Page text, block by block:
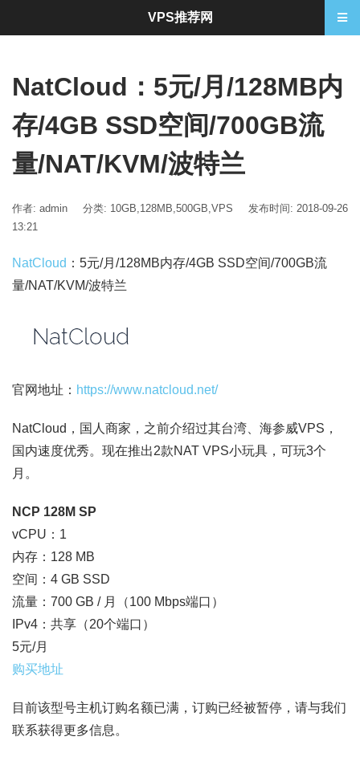
NatCloud：5元/月/128MB内
存/4GB SSD空间/700GB流
量/NAT/KVM/波特兰
作者: admin 分类: 10GB,128MB,500GB,VPS
发布时间: 2018-09-26
13:21
NatCloud ：5元/月/128MB内存/4GB SSD空间/700GB流
量/NAT/KVM/波特兰
官网地址： https://www.natcloud.net/
NatCloud，国人商家，之前介绍过其台湾、海参威VPS，
国内速度优秀。现在推出2款NAT VPS小玩具，可玩3个
月。
NCP 128M SP
vCPU：1
内存：128 MB
空间：4 GB SSD
流量：700 GB / 月（100 Mbps端口）
IPv4：共享（20个端口）
5元/月
购买地址
目前该型号主机订购名额已满，订购已经被暂停，请与我们
联系获得更多信息。
VPS推荐网